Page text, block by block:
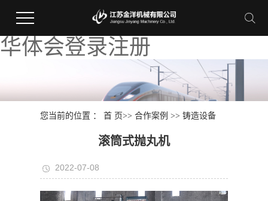
华体会登录注册
您当前的位置 ：首 页>>合作案例 >>铸造设备
滚筒式抛丸机
2022-07-08